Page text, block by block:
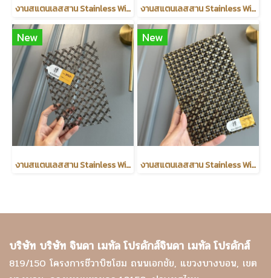
งานสแตนเลสสาน Stainless Wire Mesh งานสแตนเลสสาน Stainless Wire Mesh
New
งานสแตนเลสสาน Stainless Wire Mesh
New
งานสแตนเลสสาน Stainless Wire Mesh
บริษัท บริษัท จินดา เมทัล โปรดักส์จินดา เมทัล โปรดักส์
819/150 โครงการชีวาบิซโฮม ถนนเอกชัย, แขวงบางบอน, เขต